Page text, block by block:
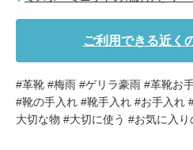
ご利用できる近く
#革靴 #梅雨 #ゲリラ豪雨 #革靴お
#靴の手入れ #靴手入れ #お手入れ
大切な物 #大切に使う #お気に入